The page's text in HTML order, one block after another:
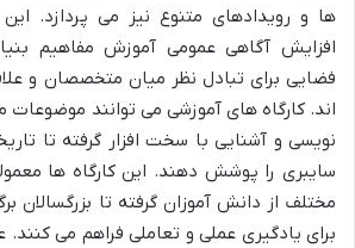
ها و رویدادهای متنوع نیز می پردازد.
افزایش آگاهی عمومی آموزش مفاهیم
فضایی برای تبادل نظر میان متخصصان و
اند. کارگاه های آموزشی می توانند موضوعات
نویسی و آشنایی با سخت افزار گرفته تا
سایبری را پوشش دهند. این کارگاه ها
مختلف از دانش آموزان گرفته تا بزرگسالان
برای یادگیری عملی و تعاملی فراهم می کنند.